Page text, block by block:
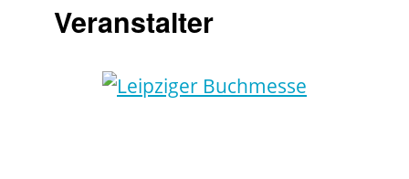
Veranstalter